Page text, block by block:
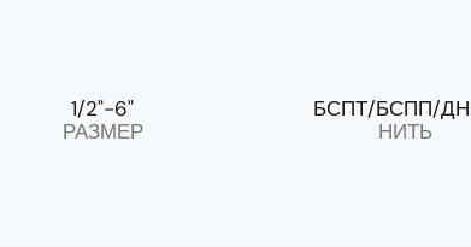
1/2"-6"
РАЗМЕР
БСПТ/БСПП/
НИТЬ